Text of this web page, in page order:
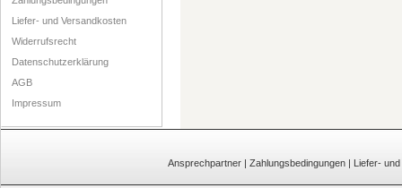
Liefer- und Versandkosten
Widerrufsrecht
Datenschutzerklärung
AGB
Impressum
Ansprechpartner | Zahlungsbedingungen | Liefer-